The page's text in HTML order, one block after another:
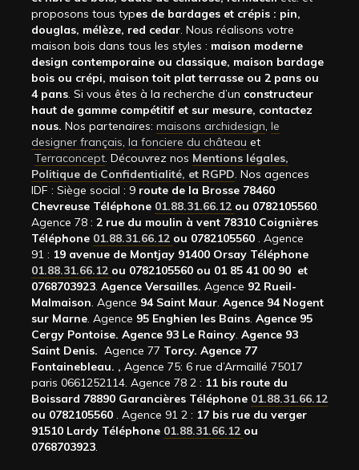
proposons tous types de bardages et crépis : pin,
douglas, mélèze, red cedar. Nous réalisons votre
maison bois dans tous les styles : maison moderne
design contemporaine ou classique, maison bardage
bois ou crépi, maison toit plat terrasse ou 2 pans ou
4 pans. Si vous êtes à la recherche d’un constructeur
haut de gamme compétitif et sur mesure, contactez
nous. Nos partenaires: maisons archidesign, le
designer français, la fonciere du château et
Terraconcept. Découvrez nos Mentions légales,
Politique de Confidentialité, et RGPD. Nos agences
IDF : Siège social : 9 route de la Brosse 78460
Chevreuse Téléphone 01.88.31.66.12 ou 0782105560.
Agence 78 : 2 rue du moulin à vent 78310 Coignières
Téléphone 01.88.31.66.12 ou 0782105560 . Agence
91 : 19 avenue de Montjay 91400 Orsay Téléphone
01.88.31.66.12 ou 0782105560 ou 01 85 41 00 90 et
0768703923. Agence Versailles. Agence 92 Rueil-
Malmaison. Agence 94 Saint Maur. Agence 94 Nogent
sur Marne. Agence 95 Enghien les Bains. Agence 95
Cergy Pontoise. Agence 93 Le Raincy. Agence 93
Saint Denis. Agence 77 Torcy. Agence 77
Fontainebleau. , Agence 75: 6 rue d’Armaillé 75017
paris 0661252114. Agence 78 2 : 11 bis route du
Boissard 78890 Garancières Téléphone 01.88.31.66.12
ou 0782105560 . Agence 91 2 : 17 bis rue du verger
91510 Lardy Téléphone 01.88.31.66.12 ou
0768703923.